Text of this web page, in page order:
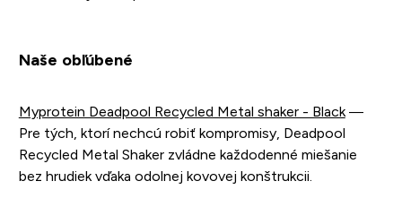
Naše obľúbené
Myprotein Deadpool Recycled Metal shaker - Black—
Pre tých, ktorí nechcú robiť kompromisy, Deadpool
Recycled Metal Shaker zvládne každodenné miešanie
bez hrudiek vďaka odolnej kovovej konštrukcii.